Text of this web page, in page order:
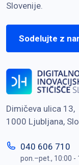
Slovenije.
Sodelujte z
Dimičeva ulica 13,
1000 Ljubljana,
040 606 710
pon.–pet., 10:00 -